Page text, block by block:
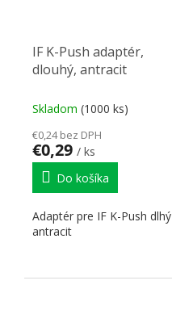
IF K-Push adaptér,
dlouhý, antracit
Skladom (1000 ks)
€0,24 bez DPH
€0,29 / ks
Do košíka
Adaptér pre IF K-Push dlhý
antracit